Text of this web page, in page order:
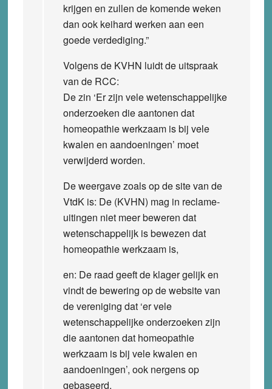
krijgen en zullen de komende weken
dan ook keihard werken aan een
goede verdediging.”
Volgens de KVHN luidt de uitspraak
van de RCC:
De zin ‘Er zijn vele wetenschappelijke
onderzoeken die aantonen dat
homeopathie werkzaam is bij vele
kwalen en aandoeningen’ moet
verwijderd worden.
De weergave zoals op de site van de
VtdK is: De (KVHN) mag in reclame-
uitingen niet meer beweren dat
wetenschappelijk is bewezen dat
homeopathie werkzaam is,
en: De raad geeft de klager gelijk en
vindt de bewering op de website van
de vereniging dat ‘er vele
wetenschappelijke onderzoeken zijn
die aantonen dat homeopathie
werkzaam is bij vele kwalen en
aandoeningen’, ook nergens op
gebaseerd.